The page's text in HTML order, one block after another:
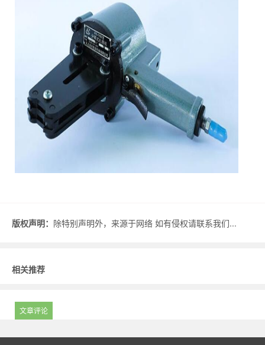
版权声明： 除特别声明外，来源于网络 如有侵权请联系我们...
相关推荐
文章评论